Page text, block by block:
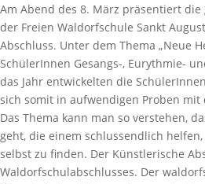
Am Abend des 8. März präsentiert die
der Freien Waldorfschule Sankt
Abschluss. Unter dem Thema „Neue
SchülerInnen Gesangs-, Eurythmie-
das Jahr entwickelten die
sich somit in aufwendigen Proben mit
Das Thema kann man so verstehen,
geht, die einem schlussendlich
selbst zu finden. Der Künstlerische
Waldorfschulabschlusses. Der